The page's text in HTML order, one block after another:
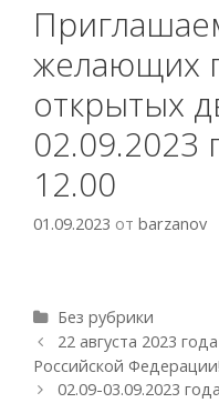
желающих
открытых
02.09.2023
12.00
01.09.2023 от barzanov
Рубрики
Без рубрики
Навигация
записи
22 августа 2023
Российской Федерации!
02.09-03.09.2023